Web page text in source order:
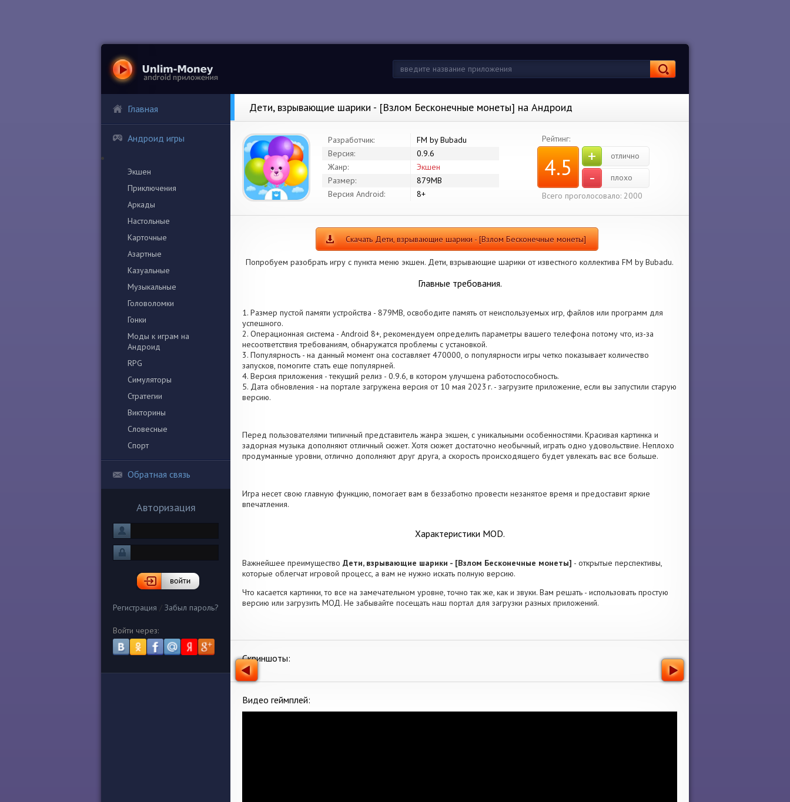
Главная
Андроид игры
Экшен
Приключения
Аркады
Настольные
Карточные
Азартные
Казуальные
Музыкальные
Головоломки
Гонки
Моды к играм на
Андроид
RPG
Симуляторы
Стратегии
Викторины
Словесные
Спорт
Обратная связь
Авторизация
Регистрация / Забыл пароль?
Войти через:
Дети, взрывающие шарики - [Взлом Бесконечные монеты] на Андроид
Разработчик:
FM by Bubadu
Версия:
0.9.6
Жанр:
Экшен
Размер:
879MB
Версия Android:
8+
Рейтинг:
4.5 + отлично
-
плохо
Всего проголосовало: 2000
Скачать Дети, взрывающие шарики - [Взлом Бесконечные монеты]
Попробуем разобрать игру с пункта меню экшен. Дети, взрывающие шарики от известного коллектива FM by Bubadu.
Главные требования.
1. Размер пустой памяти устройства - 879MB, освободите память от неиспользуемых игр, файлов или программ для
успешного.
2. Операционная система - Android 8+, рекомендуем определить параметры вашего телефона потому что, из-за
несоответствия требованиям, обнаружатся проблемы с установкой.
3. Популярность - на данный момент она составляет 470000, о популярности игры четко показывает количество
запусков, помогите стать еще популярней.
4. Версия приложения - текущий релиз - 0.9.6, в котором улучшена работоспособность.
5. Дата обновления - на портале загружена версия от 10 мая 2023 г. - загрузите приложение, если вы запустили старую
версию.
Перед пользователями типичный представитель жанра экшен, с уникальными особенностями. Красивая картинка и
задорная музыка дополняют отличный сюжет. Хотя сюжет достаточно необычный, играть одно удовольствие. Неплохо
продуманные уровни, отлично дополняют друг друга, а скорость происходящего будет увлекать вас все больше.
Игра несет свою главную функцию, помогает вам в беззаботно провести незанятое время и предоставит яркие
впечатления.
Характеристики MOD.
Важнейшее преимущество Дети, взрывающие шарики - [Взлом Бесконечные монеты] - открытые перспективы,
которые облегчат игровой процесс, а вам не нужно искать полную версию.
Что касается картинки, то все на замечательном уровне, точно так же, как и звуки. Вам решать - использовать простую
версию или загрузить МОД. Не забывайте посещать наш портал для загрузки разных приложений.
Скриншоты:
Видео геймплей: